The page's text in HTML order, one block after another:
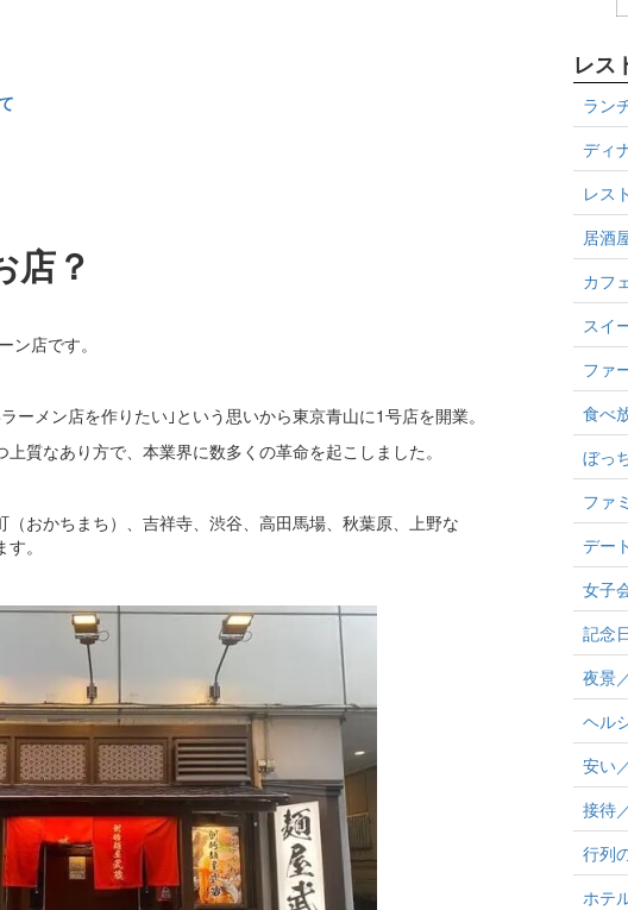
店？
店です。
ーメン店を作りたい｣という思いから東京青山に1号店を開業。
質なあり方で、本業界に数多くの革命を起こしました。
おかちまち）、吉祥寺、渋谷、高田馬場、秋葉原、上野な
。
レス
ラン
ディ
レス
居酒
カフ
スイ
ファ
食べ
ぼっ
ファ
デー
女子
記念
夜景
ヘル
安い
接待
行列
ホテ